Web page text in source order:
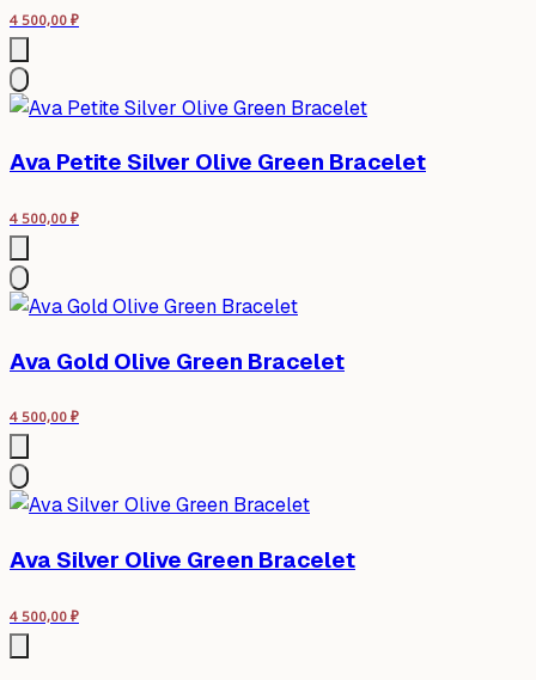
4 500,00 ₽
Ava Petite Silver Olive Green Bracelet
4 500,00 ₽
Ava Gold Olive Green Bracelet
4 500,00 ₽
Ava Silver Olive Green Bracelet
4 500,00 ₽